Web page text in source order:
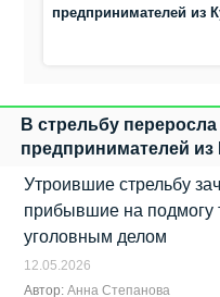
предпринимателей из
В стрельбу
предпринимателей
Утроившие стрельбу
прибывшие на подмогу
уголовным делом
12.05.2026
Автор:Анна Степанова